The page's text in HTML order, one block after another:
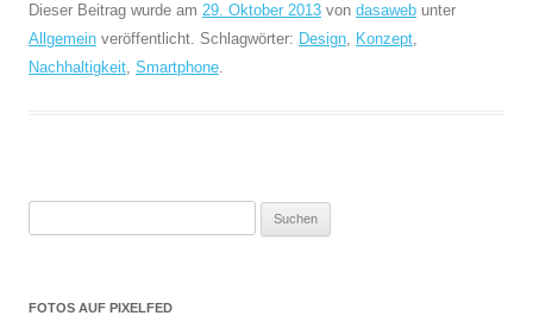
Dieser Beitrag wurde am 29. Oktober 2013 von dasaweb unter
Allgemein veröffentlicht. Schlagwörter: Design, Konzept,
Nachhaltigkeit, Smartphone.
FOTOS AUF PIXELFED